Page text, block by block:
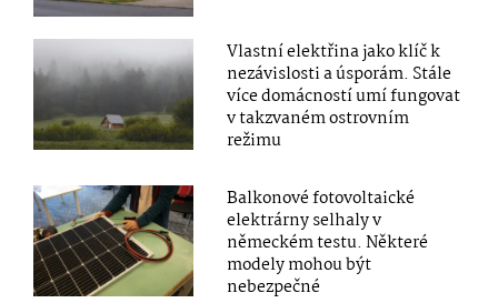
Vlastní elektřina jako klíč k
nezávislosti a úsporám. Stále
více domácností umí fungovat
v takzvaném ostrovním
režimu
Balkonové fotovoltaické
elektrárny selhaly v
německém testu. Některé
modely mohou být
nebezpečné